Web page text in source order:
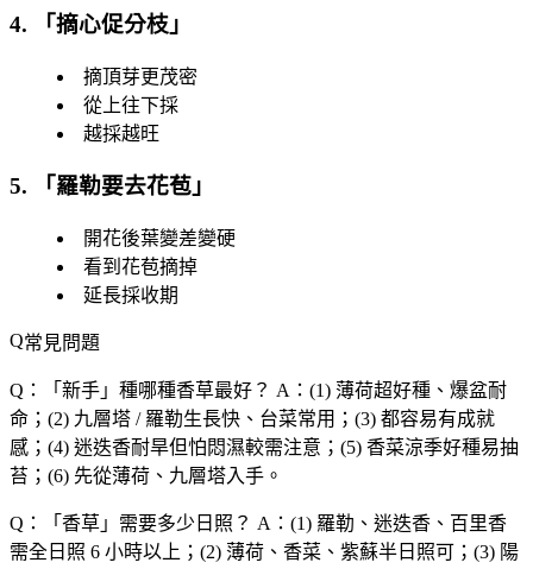
4. 「摘心促分枝 」
摘頂芽更茂密
從上往下採
越採越旺
5. 「 羅勒要去花苞 」
開花後葉變差變硬
看到花苞摘掉
延長採收期
常見問題
Q：「 新手 」種哪種香草最好？ A：(1) 薄荷超好種、爆盆耐
命；(2) 九層塔 / 羅勒生長快、台菜常用；(3) 都容易有成就
感；(4) 迷迭香耐旱但怕悶濕較需注意；(5) 香菜涼季好種易抽
苔；(6) 先從薄荷、九層塔入手。
Q：「 香草 」需要多少日照？ A：(1) 羅勒、迷迭香、百里香
需全日照 6 小時以上；(2) 薄荷、香菜、紫蘇半日照可；(3) 陽